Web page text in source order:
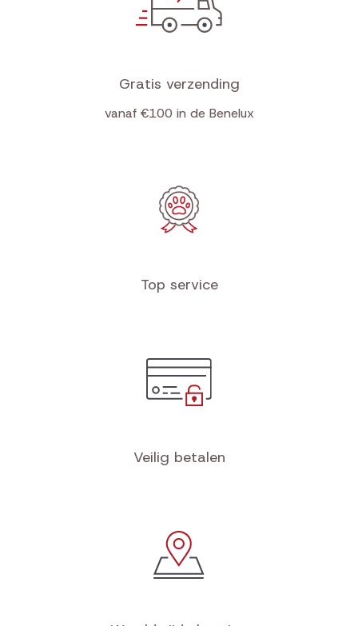
Gratis verzending
vanaf €100 in de Benelux
Top service
Veilig betalen